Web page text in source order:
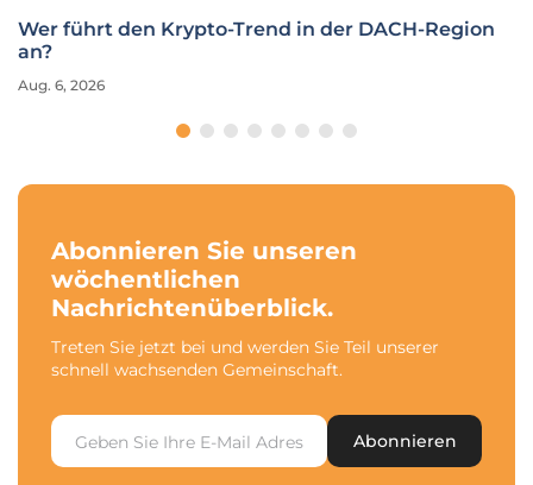
Wer führt den Krypto-Trend in der DACH-Region
an?
Aug. 6, 2026
Abonnieren Sie unseren
wöchentlichen
Nachrichtenüberblick.
Treten Sie jetzt bei und werden Sie Teil unserer
schnell wachsenden Gemeinschaft.
Abonnieren